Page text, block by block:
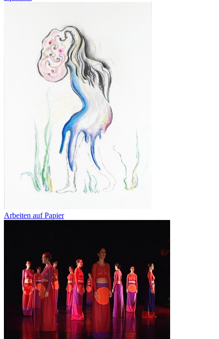
Arbeiten auf Papier